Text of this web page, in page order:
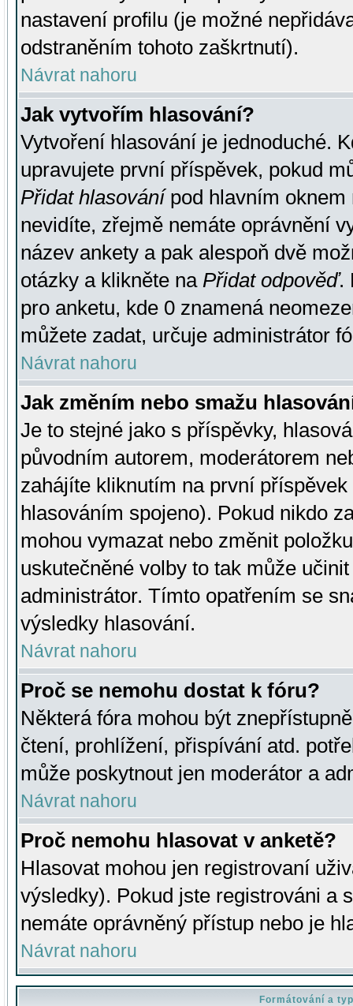
nastavení profilu (je možné
odstraněním tohoto zaškrtnutí).
Návrat nahoru
Jak vytvořím hlasování?
Vytvoření hlasování je jednoduché.
upravujete první příspěvek, pokud
Přidat hlasovánípod hlavním oknem
nevidíte, zřejmě nemáte oprávnění
název ankety a pak alespoň dvě
otázky a klikněte na Přidat odpověď.
pro anketu, kde 0 znamená
můžete zadat, určuje administrátor
Návrat nahoru
Jak změním nebo smažu
Je to stejné jako s příspěvky,
původním autorem, moderátorem
zahájíte kliknutím na první
hlasováním spojeno). Pokud nikdo
mohou vymazat nebo změnit
uskutečněné volby to tak může
administrátor. Tímto opatřením se
výsledky hlasování.
Návrat nahoru
Proč se nemohu dostat k fóru?
Některá fóra mohou být
čtení, prohlížení, přispívání atd.
může poskytnout jen moderátor a
Návrat nahoru
Proč nemohu hlasovat v anketě?
Hlasovat mohou jen registrovaní
výsledky). Pokud jste registrováni a
nemáte oprávněný přístup nebo je
Návrat nahoru
Formátování a